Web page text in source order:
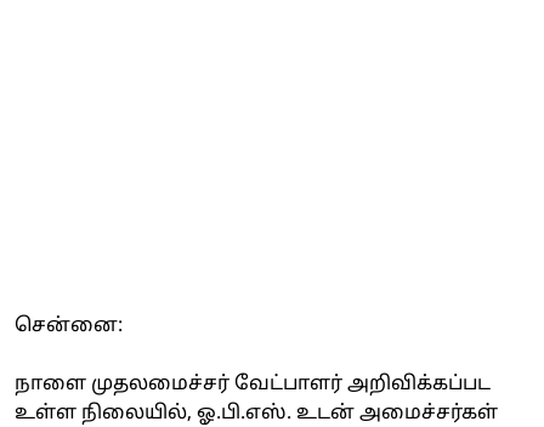
சென்னை:
நாளை முதலமைச்சர் வேட்பாளர் அறிவிக்கப்பட
உள்ள நிலையில், ஓ.பி.எஸ். உடன் அமைச்சர்கள்